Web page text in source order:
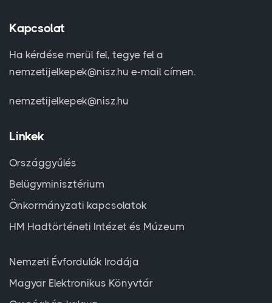
Kapcsolat
Ha kérdése merül fel, tegye fel a
nemzetijelkepek@nisz.hu e-mail címen.
nemzetijelkepek@nisz.hu
Linkek
Országgyűlés
Belügyminisztérium
Önkormányzati kapcsolatok
HM Hadtörténeti Intézet és Múzeum
Nemzeti Évfordulók Irodája
Magyar Elektronikus Könyvtár